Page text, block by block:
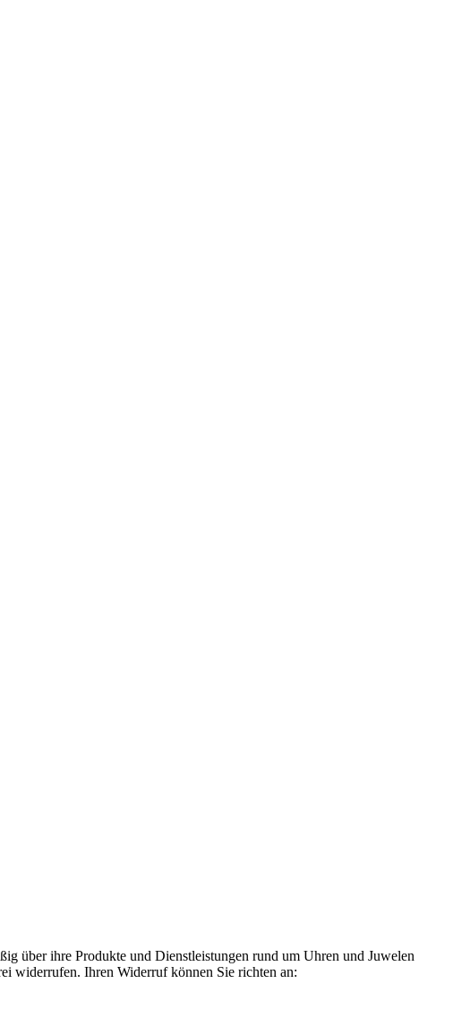
über ihre Produkte und Dienstleistungen rund um Uhren und Juwelen
widerrufen. Ihren Widerruf können Sie richten an: